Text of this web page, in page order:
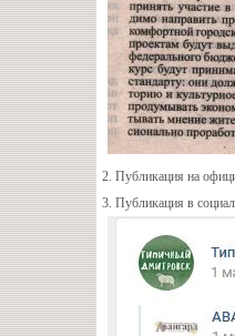
2. Публикация на
3. Публикация в